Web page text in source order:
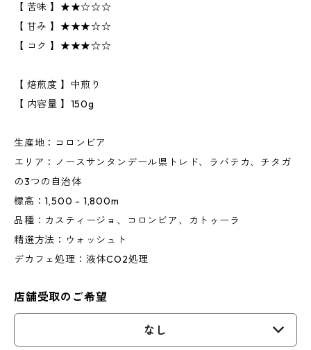
【 苦味 】★★☆☆☆
【 甘み 】★★★☆☆
【 コク 】★★★☆☆
【 焙煎度 】中煎り
【 内容量 】150g
生産地：コロンビア
エリア：ノースサンタンデール県トレド、ラバテカ、チタガ
の3つの自治体
標高：1,500 - 1,800m
品種：カスティージョ、コロンビア、カトゥーラ
精選方法：ウォッシュト
デカフェ処理：液体CO2処理
店舗受取のご希望
なし